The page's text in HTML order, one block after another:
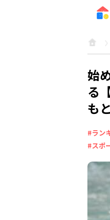
始
る
も
#ラン
#スポ